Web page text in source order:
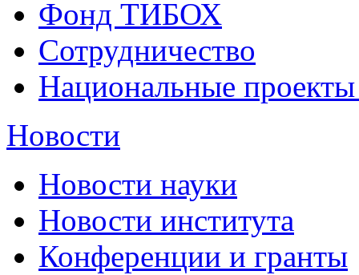
Фонд ТИБОХ
Сотрудничество
Национальные
Новости
Новости науки
Новости института
Конференции и гранты